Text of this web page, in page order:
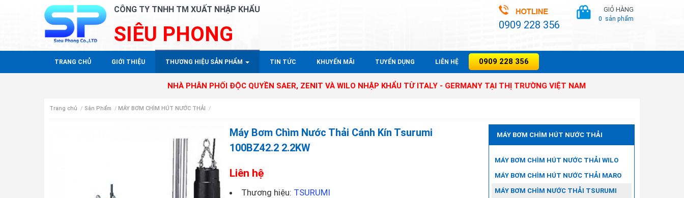
CÔNG TY TNHH TM XUẤT NHẬP KHẨU
SIÊU PHONG 0909 228 356
GIỎ HÀNG
0 sản phẩm
TRANG CHỦ GIỚI THIỆU THƯƠNG HIỆU SẢN PHẨM TIN TỨC KHUYẾN MÃI TUYỂN DỤNG LIÊN HỆ 0909 228 356
NHÀ PHÂN PHỐI ĐỘC QUYỀN SAER, ZENIT VÀ WILO NHẬP KHẨU TỪ ITALY - GERMANY TẠI THỊ TRƯỜNG VIỆT NAM
Trang chủ / Sản Phẩm / MÁY BƠM CHÌM HÚT NƯỚC THẢI /
Máy Bơm Chìm Nước Thải Cánh Kín Tsurumi
100BZ42.2 2.2KW
Liên hệ
Thương hiệu: TSURUMI
MÁY BƠM CHÌM HÚT NƯỚC THẢI
MÁY BƠM CHÌM HÚT NƯỚC THẢI WILO
MÁY BƠM CHÌM HÚT NƯỚC THẢI MARO
MÁY BƠM CHÌM NƯỚC THẢI TSURUMI